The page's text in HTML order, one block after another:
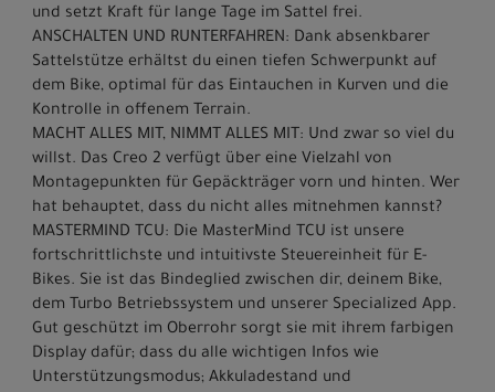
und setzt Kraft für lange Tage im Sattel frei.
ANSCHALTEN UND RUNTERFAHREN: Dank absenkbarer
Sattelstütze erhältst du einen tiefen Schwerpunkt auf
dem Bike, optimal für das Eintauchen in Kurven und die
Kontrolle in offenem Terrain.
MACHT ALLES MIT, NIMMT ALLES MIT: Und zwar so viel du
willst. Das Creo 2 verfügt über eine Vielzahl von
Montagepunkten für Gepäckträger vorn und hinten. Wer
hat behauptet, dass du nicht alles mitnehmen kannst?
MASTERMIND TCU: Die MasterMind TCU ist unsere
fortschrittlichste und intuitivste Steuereinheit für E-
Bikes. Sie ist das Bindeglied zwischen dir, deinem Bike,
dem Turbo Betriebssystem und unserer Specialized App.
Gut geschützt im Oberrohr sorgt sie mit ihrem farbigen
Display dafür; dass du alle wichtigen Infos wie
Unterstützungsmodus; Akkuladestand und